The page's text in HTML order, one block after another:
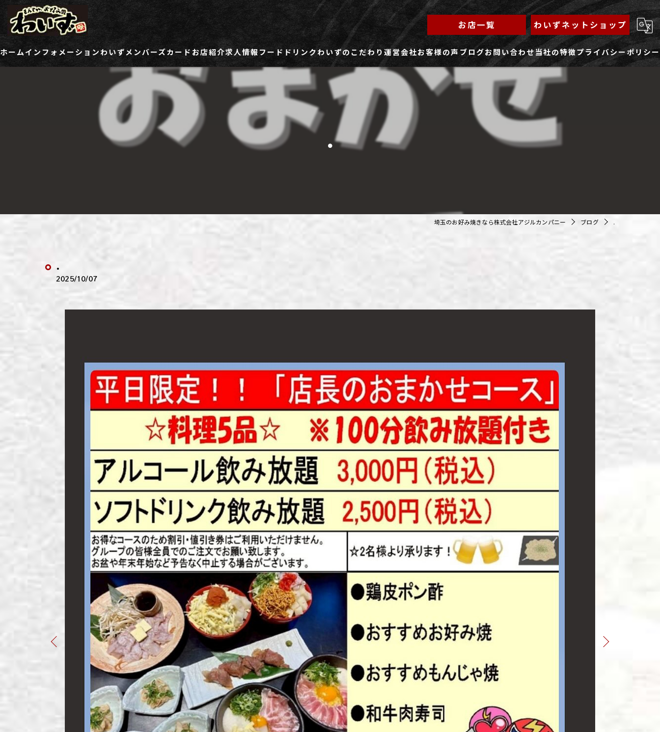
お店一覧 わいずネットショップ
ホームインフォメーションわいずメンバーズカード
ご登録情報変更フォーム
お店紹介
わいず所沢店
わいずふじみ野店
わいず熊谷店
求人情報
社員用求人ページ
パート・アルバイト用求人ページ
フード ドリンクわいずのこだわり運営会社お客様の声 ブログお問い合わせ
求人フォーム
当社の特徴
もんじゃ
プライバシーポリシー
.
埼玉のお好み焼きなら株式会社アジルカンパニー ブログ .
.
2025/10/07